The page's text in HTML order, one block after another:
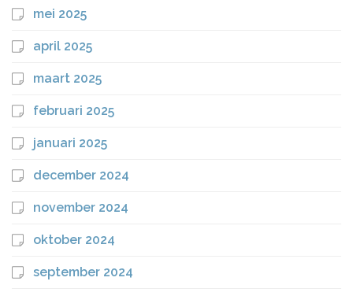
mei 2025
april 2025
maart 2025
februari 2025
januari 2025
december 2024
november 2024
oktober 2024
september 2024